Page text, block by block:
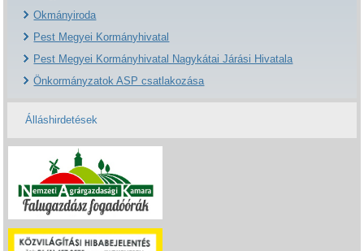
Okmányiroda
Pest Megyei Kormányhivatal
Pest Megyei Kormányhivatal Nagykátai Járási Hivatala
Önkormányzatok ASP csatlakozása
Álláshirdetések